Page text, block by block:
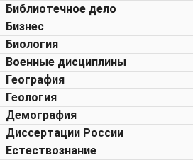
Библиотечное дело
Бизнес
Биология
Военные дисциплины
География
Геология
Демография
Диссертации России
Естествознание